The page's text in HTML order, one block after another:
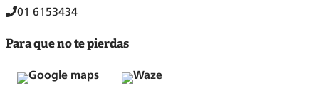
01 6153434
Para que no te pierdas
Google maps Waze